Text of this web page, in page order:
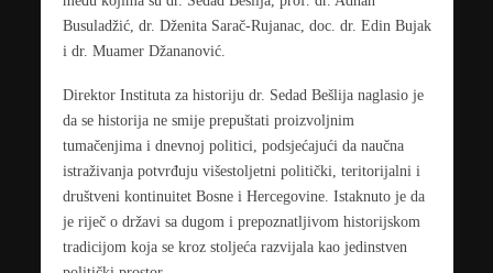
Busuladžić, dr. Dženita Sarač-Rujanac, doc. dr. Edin Bujak
i dr. Muamer Džananović.
Direktor Instituta za historiju dr. Sedad Bešlija naglasio je
da se historija ne smije prepuštati proizvoljnim
tumačenjima i dnevnoj politici, podsjećajući da naučna
istraživanja potvrđuju višestoljetni politički, teritorijalni i
društveni kontinuitet Bosne i Hercegovine. Istaknuto je da
je riječ o državi sa dugom i prepoznatljivom historijskom
tradicijom koja se kroz stoljeća razvijala kao jedinstven